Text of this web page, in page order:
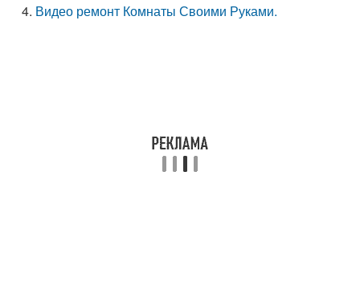
Видео ремонт Комнаты Своими Руками.